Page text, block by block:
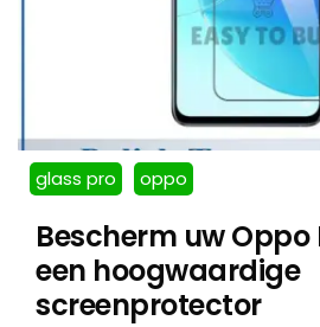
glass pro oppo
Bescherm uw Oppo
een hoogwaardige
screenprotector